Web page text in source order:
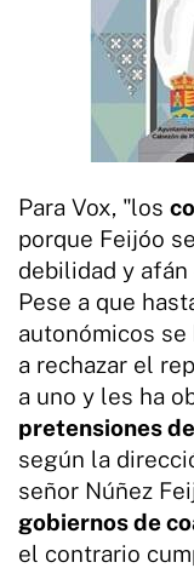
Para Vox, "los
porque Feijóo
debilidad y afán
Pese a que
autonómicos se
a rechazar el
a uno y les ha
pretensiones
según la
señor Núñez
gobiernos de
el contrario